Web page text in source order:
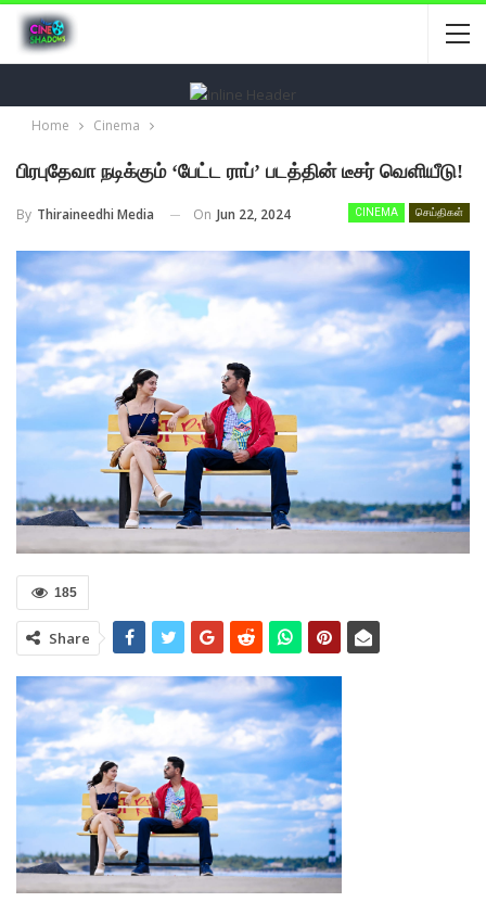
Home Cinema
பிரபுதேவா நடிக்கும் ‘பேட்ட ராப்’ படத்தின் டீசர் வெளியீடு!
CINEMA செய்திகள்
By Thiraineedhi Media On Jun 22, 2024
185
Share